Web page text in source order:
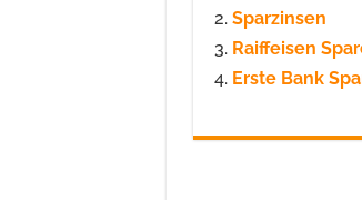
Sparzinsen
Raiffeisen
Erste Bank